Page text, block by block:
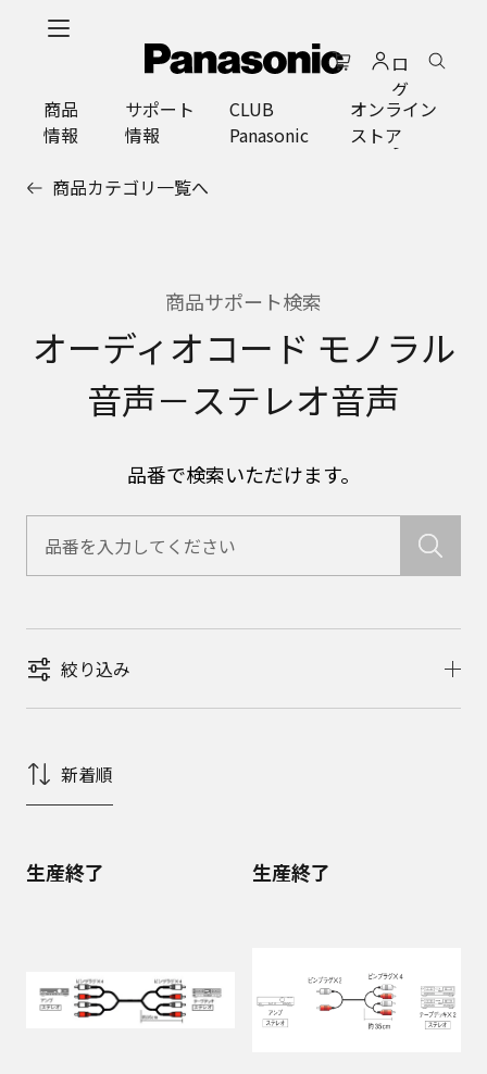
ロ
グ
イ
ン
商品
情報
サポート
情報
CLUB
Panasonic
オンライン
ストア
商品カテゴリ一覧へ
商品サポート検索
オーディオコード モノラル
音声－ステレオ音声
品番で検索いただけます。
絞り込み
新着順
生産終了 生産終了